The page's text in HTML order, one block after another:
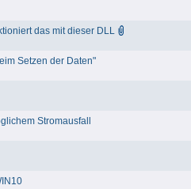
das mit dieser DLL
Setzen der Daten"
Stromausfall